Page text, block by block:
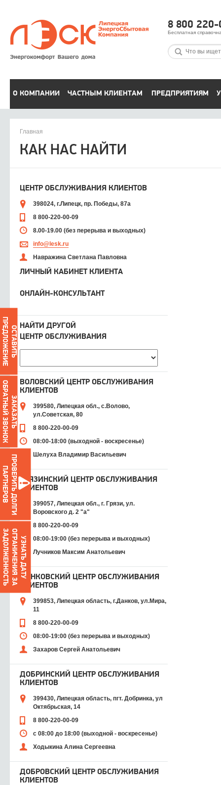
8 800
Бесплатная
О КОМПАНИИ ЧАСТНЫМ КЛИЕНТАМ ПРЕДПРИЯТИЯМ
Главная
КАК НАС НАЙТИ
ЦЕНТР ОБСЛУЖИВАНИЯ КЛИЕНТОВ
398024, г.Липецк, пр. Победы, 87а
8 800-220-00-09
8.00-19.00 (без перерыва и выходных)
info@lesk.ru
Навражина Светлана Павловна
ЛИЧНЫЙ КАБИНЕТ КЛИЕНТА
ОНЛАЙН-КОНСУЛЬТАНТ
НАЙТИ ДРУГОЙ
ЦЕНТР ОБСЛУЖИВАНИЯ
ВОЛОВСКИЙ ЦЕНТР ОБСЛУЖИВАНИЯ
КЛИЕНТОВ
399580, Липецкая обл., с.Волово,
ул.Советская, 80
8 800-220-00-09
08:00-18:00 (выходной - воскресенье)
Шелуха Владимир Васильевич
ГРЯЗИНСКИЙ ЦЕНТР ОБСЛУЖИВАНИЯ
КЛИЕНТОВ
399057, Липецкая обл., г. Грязи, ул.
Воровского д. 2 "а"
8 800-220-00-09
08:00-19:00 (без перерыва и выходных)
Лучников Максим Анатольевич
ДАНКОВСКИЙ ЦЕНТР ОБСЛУЖИВАНИЯ
КЛИЕНТОВ
399853, Липецкая область, г.Данков, ул.Мира,
11
8 800-220-00-09
08:00-19:00 (без перерыва и выходных)
Захаров Сергей Анатольевич
ДОБРИНСКИЙ ЦЕНТР ОБСЛУЖИВАНИЯ
КЛИЕНТОВ
399430, Липецкая область, пгт. Добринка, ул
Октябрьская, 14
8 800-220-00-09
с 08:00 до 18:00 (выходной - воскресенье)
Ходыкина Алина Сергеевна
ДОБРОВСКИЙ ЦЕНТР ОБСЛУЖИВАНИЯ
КЛИЕНТОВ
ОСТАВИТЬ
ПРЕДЛОЖЕНИЕ
ЗАКАЗАТЬ
ОБРАТНЫЙ ЗВОНОК
ПРОВЕРИТЬ ДОЛГИ
ПАРТНЕРОВ
УЗНАТЬ ДАТУ
О
Г
Р
А
Н
И
Ч
Е
Н
И
Я
З
А
З
А
Д
О
Л
Ж
Е
Н
Н
О
С
Т
Ь